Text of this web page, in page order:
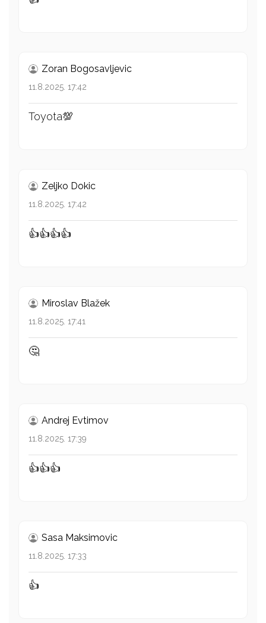
Zoran Bogosavljevic
11.8.2025. 17:42
Toyota💯
Zeljko Dokic
11.8.2025. 17:42
👍👍👍👍
Miroslav Blažek
11.8.2025. 17:41
🤔
Andrej Evtimov
11.8.2025. 17:39
👍👍👍
Sasa Maksimovic
11.8.2025. 17:33
👍